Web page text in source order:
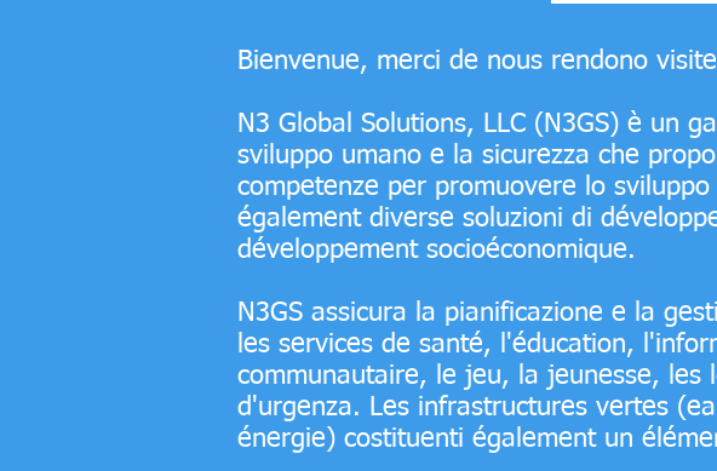
Bienvenue, merci de nous rendono
N3 Global Solutions, LLC (N3GS) è un
sviluppo umano e la sicurezza che
competenze per promuovere lo
également diverse soluzioni di
développement socioéconomique.
N3GS assicura la pianificazione e la
les services de santé, l'éducation,
communautaire, le jeu, la jeunesse,
d'urgenza. Les infrastructures vertes
énergie) costituenti également un